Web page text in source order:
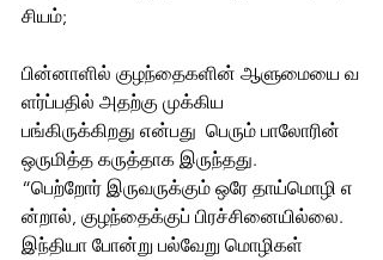
சியம்;
பின்னாளில் குழந்தைகளின் ஆளுமையை வ
ளர்ப்பதில் அதற்கு முக்கிய
பங்கிருக்கிறது என்பது  பெரும் பாலோரின்
ஒருமித்த கருத்தாக இருந்தது.
“பெற்றோர் இருவருக்கும் ஒரே தாய்மொழி எ
ன்றால், குழந்தைக்குப் பிரச்சினையில்லை.
இந்தியா போன்று பல்வேறு மொழிகள்